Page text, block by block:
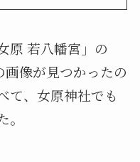
原 若八幡宮」の
像が見つかったの
て、女原神社でも